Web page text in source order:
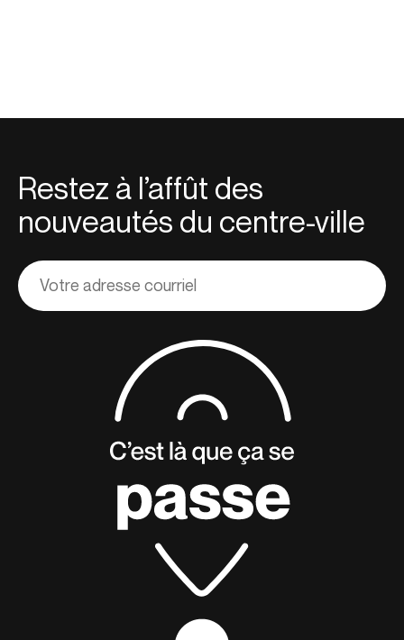
Restez à l’affût des
nouveautés du centre-ville
Adresse
courriel